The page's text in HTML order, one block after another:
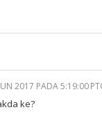
2017 PADA 5:19:00
ke?